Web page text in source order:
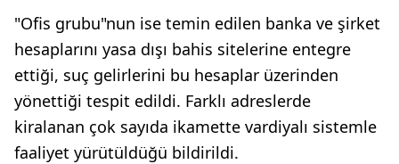
"Ofis grubu"nun ise temin edilen banka ve şirket
hesaplarını yasa dışı bahis sitelerine entegre
ettiği, suç gelirlerini bu hesaplar üzerinden
yönettiği tespit edildi. Farklı adreslerde
kiralanan çok sayıda ikamette vardiyalı sistemle
faaliyet yürütüldüğü bildirildi.